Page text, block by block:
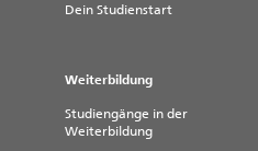
Dein Studienstart
Weiterbildung
Studiengänge in der
Weiterbildung